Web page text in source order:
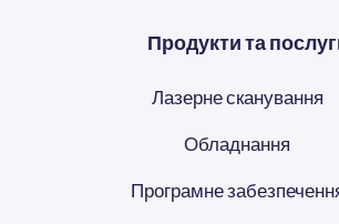
Продукти та
Лазерне сканування
Обладнання
Програмне